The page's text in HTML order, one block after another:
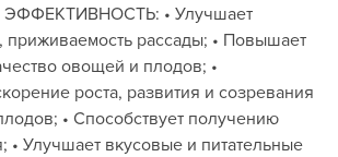
ЭФФЕКТИВНОСТЬ: • Улучшает
приживаемость рассады; • Повышает
овощей и плодов; •
роста, развития и созревания
• Способствует получению
• Улучшает вкусовые и питательные